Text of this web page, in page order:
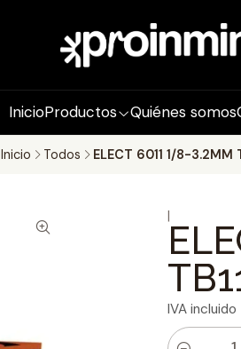
InicioProductos Quiénes somos
Inicio Todos ELECT 6011 1/8-3.2MM
|
IVA incluido